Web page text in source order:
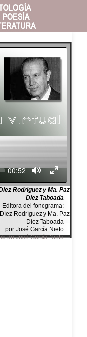
Current
00:52
Rodríguez y Ma. Paz
Díez Taboada
del fonograma:
Rodríguez y Ma. Paz
Díez Taboada
por José García Nieto
de José García Nieto